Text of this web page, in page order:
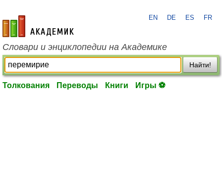
academic.ru
EN DE ES FR
Словари и энциклопедии на Академике
Найти!
Толкования Переводы Книги Игры ⚽